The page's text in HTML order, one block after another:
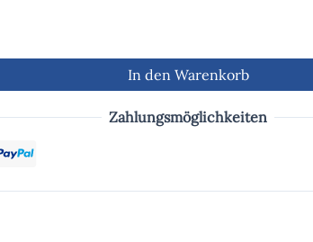
In den Warenkorb
Zahlungsmöglichkeiten